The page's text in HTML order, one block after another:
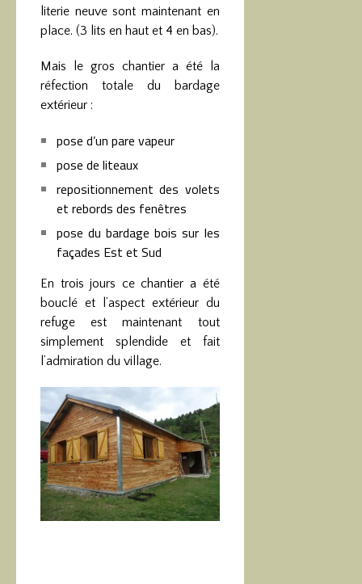
literie neuve sont maintenant en
place. (3 lits en haut et 4 en bas).
Mais le gros chantier a été la
réfection totale du bardage
extérieur :
pose d’un pare vapeur
pose de liteaux
repositionnement des volets
et rebords des fenêtres
pose du bardage bois sur les
façades Est et Sud
En trois jours ce chantier a été
bouclé et l’aspect extérieur du
refuge est maintenant tout
simplement splendide et fait
l’admiration du village.